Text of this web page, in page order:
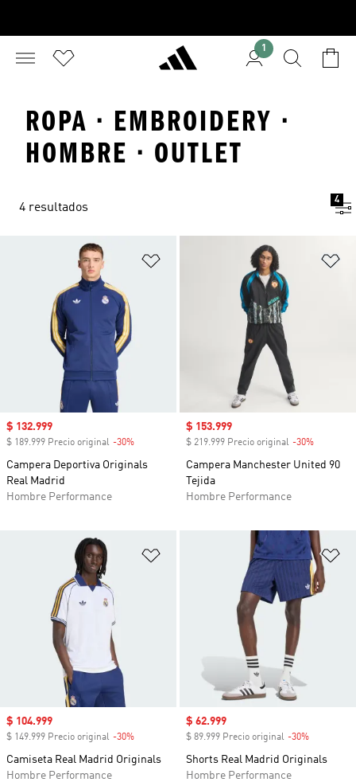
1
ROPA · EMBROIDERY ·
HOMBRE · OUTLET
4 resultados
4
Añadir a la lista de deseos
Precio de venta
$ 132.999
$ 189.999 Precio original -30%
Campera Deportiva Originals
Real Madrid
Hombre Performance
Precio de venta
$ 153.999
$ 219.999 Precio original -30%
Campera Manchester United 90
Tejida
Hombre Performance
Añadir a la lista de deseos
Precio de venta
$ 104.999
$ 149.999 Precio original -30%
Camiseta Real Madrid Originals
Hombre Performance
Precio de venta
$ 62.999
$ 89.999 Precio original -30%
Shorts Real Madrid Originals
Hombre Performance